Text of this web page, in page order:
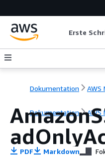
Erste
Dokumentation AWS
Dokumentation AWS
PDF Markdown